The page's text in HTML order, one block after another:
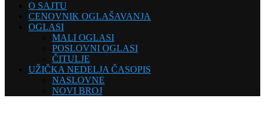
O SAJTU
CENOVNIK OGLAŠAVANJA
OGLASI
MALI OGLASI
POSLOVNI OGLASI
ČITULJE
UŽIČKA NEDELJA ČASOPIS
NASLOVNE
NOVI BROJ